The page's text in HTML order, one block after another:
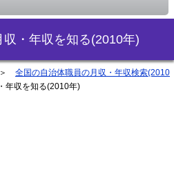
・年収を知る(2010年)
全国の自治体職員の月収・年収検索(2010
収を知る(2010年)